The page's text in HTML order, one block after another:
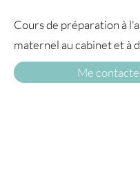
Cours de préparation à
maternel au cabinet et à
Me